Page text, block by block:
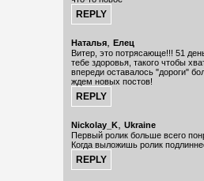
Наталья, Елец
Витер, это потрясающе!!! 51
тебе здоровья, такого чтобы
впереди оставалось "дороги"
ждем новых постов!
Nickolay_K, Ukraine
Первый ролик больше всего
Когда выложишь ролик